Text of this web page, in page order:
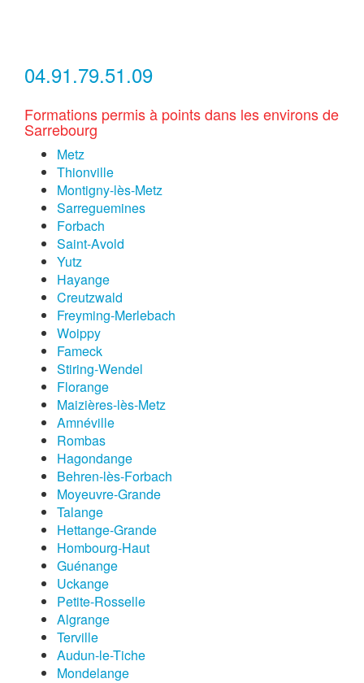
04.91.79.51.09
Formations permis à points dans les environs de
Sarrebourg
Metz
Thionville
Montigny-lès-Metz
Sarreguemines
Forbach
Saint-Avold
Yutz
Hayange
Creutzwald
Freyming-Merlebach
Woippy
Fameck
Stiring-Wendel
Florange
Maizières-lès-Metz
Amnéville
Rombas
Hagondange
Behren-lès-Forbach
Moyeuvre-Grande
Talange
Hettange-Grande
Hombourg-Haut
Guénange
Uckange
Petite-Rosselle
Algrange
Terville
Audun-le-Tiche
Mondelange